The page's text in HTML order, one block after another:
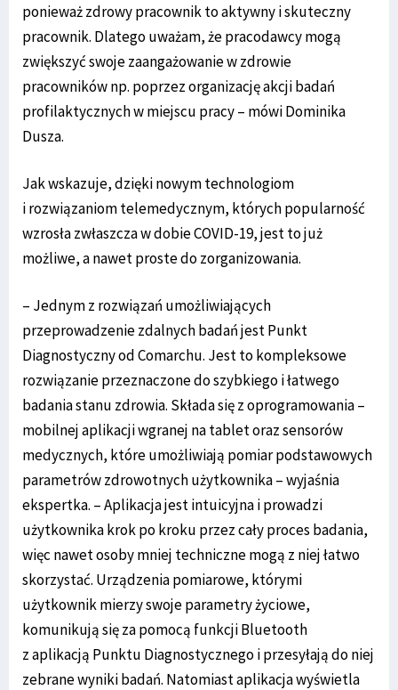
ponieważ zdrowy pracownik to aktywny i skuteczny
pracownik. Dlatego uważam, że pracodawcy mogą
zwiększyć swoje zaangażowanie w zdrowie
pracowników np. poprzez organizację akcji badań
profilaktycznych w miejscu pracy – mówi Dominika
Dusza.
Jak wskazuje, dzięki nowym technologiom
i rozwiązaniom telemedycznym, których popularność
wzrosła zwłaszcza w dobie COVID-19, jest to już
możliwe, a nawet proste do zorganizowania.
– Jednym z rozwiązań umożliwiających
przeprowadzenie zdalnych badań jest Punkt
Diagnostyczny od Comarchu. Jest to kompleksowe
rozwiązanie przeznaczone do szybkiego i łatwego
badania stanu zdrowia. Składa się z oprogramowania –
mobilnej aplikacji wgranej na tablet oraz sensorów
medycznych, które umożliwiają pomiar podstawowych
parametrów zdrowotnych użytkownika – wyjaśnia
ekspertka. – Aplikacja jest intuicyjna i prowadzi
użytkownika krok po kroku przez cały proces badania,
więc nawet osoby mniej techniczne mogą z niej łatwo
skorzystać. Urządzenia pomiarowe, którymi
użytkownik mierzy swoje parametry życiowe,
komunikują się za pomocą funkcji Bluetooth
z aplikacją Punktu Diagnostycznego i przesyłają do niej
zebrane wyniki badań. Natomiast aplikacja wyświetla